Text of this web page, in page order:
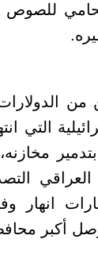
للصوص
من
التي
أكبر